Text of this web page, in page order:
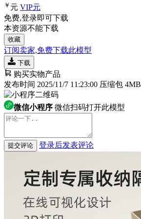
￥ 元 VIP元
免费,登录即可下载
本资源不能下载
收藏
订阅卖家,免费下载此模型
下载
购买实物产品
发布时间 2025/11/7 11:23:00 压缩包 4MB
微信小程序 微信扫码打开此模型
提交评论 登录后发表评论